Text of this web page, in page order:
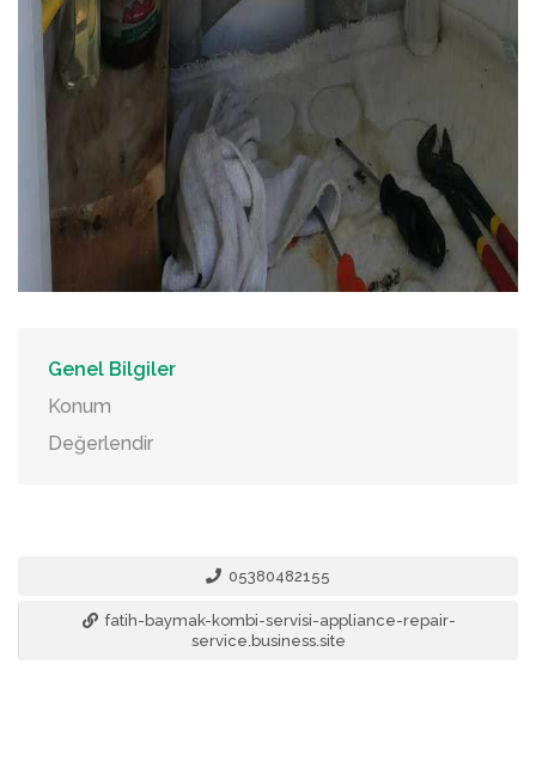
Genel Bilgiler
Konum
Değerlendir
05380482155
fatih-baymak-kombi-servisi-appliance-repair-
service.business.site